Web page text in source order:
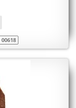
00618